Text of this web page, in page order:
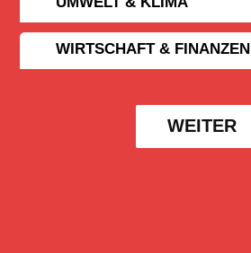
WIRTSCHAFT & FINANZEN
WEITER